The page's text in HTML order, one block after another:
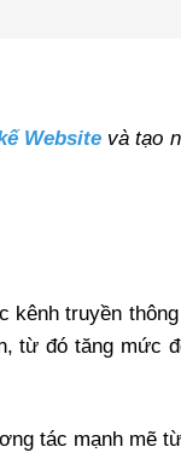
Website và tạo
kênh truyền
từ đó tăng mức
tác mạnh mẽ